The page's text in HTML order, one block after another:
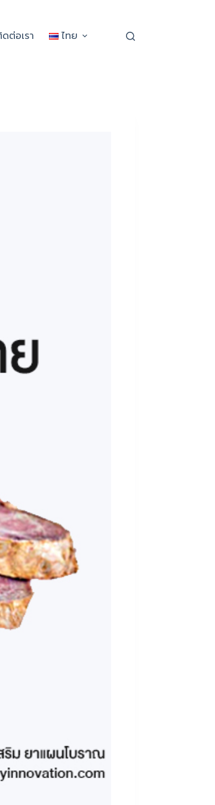
ต่อเรา ไทย